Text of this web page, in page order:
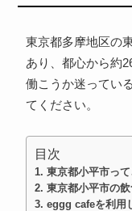
東京都多摩地区の
あり、都心から約
働こうか迷ってい
てください。
目次
東京都小平市っ
東京都小平市の
eggg cafeを利用